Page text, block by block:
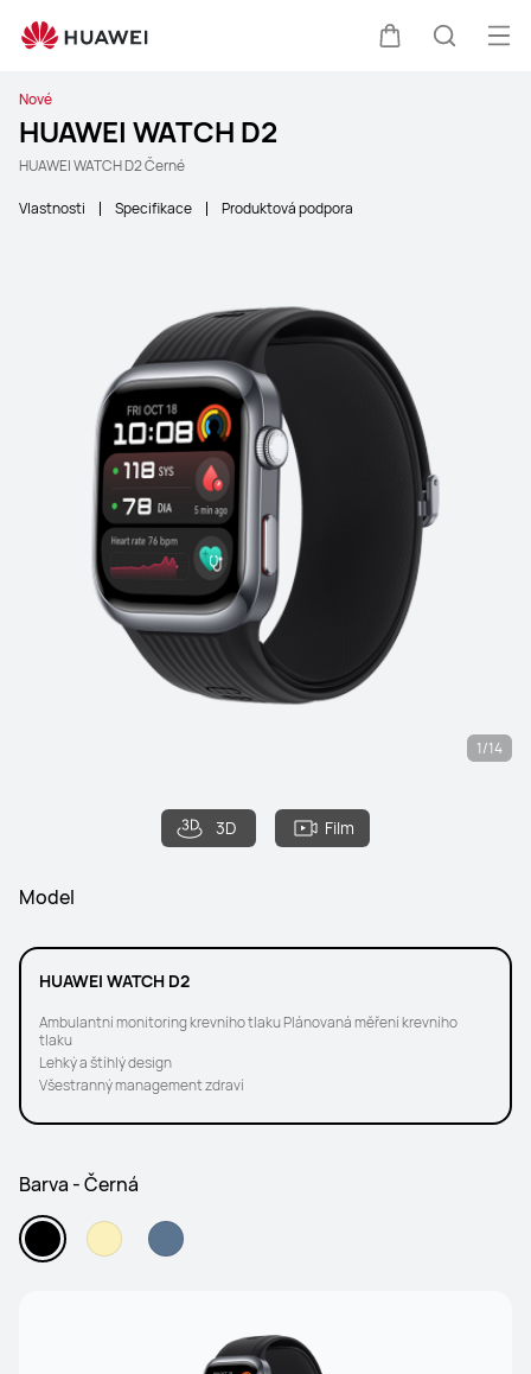
Nové
HUAWEI WATCH D2
HUAWEI WATCH D2 Černé
Vlastnosti Specifikace Produktová podpora
3D Film
1/14
Model
HUAWEI WATCH D2
Ambulantní monitoring krevního tlaku Plánovaná měření krevního
tlaku
Lehký a štíhlý design
Všestranný management zdraví
Barva - Černá